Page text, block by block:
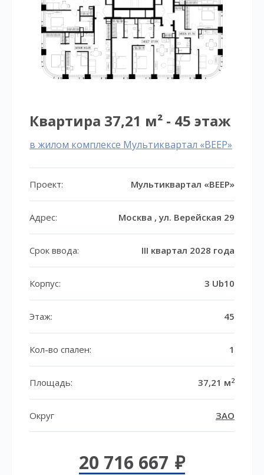
Квартира 37,21 м² - 45 этаж
в жилом комплексе Мультиквартал «ВЕЕР»
Проект: Мультиквартал «ВЕЕР»
Адрес: Москва , ул. Верейская 29
Срок ввода: III квартал 2028 года
Корпус: 3 Ub10
Этаж: 45
Кол-во спален: 1
Площадь: 37,21 м2
Округ ЗАО
20 716 667